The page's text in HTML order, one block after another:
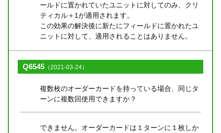
ールドに置かれていたユニットに対してのみ、クリ
ティカル＋1が適用されます。
この効果の解決後に新たにフィールドに置かれたユ
ニットに対して、適用されることはありません。
Q6545 （2021-03-24）
複数枚のオーダーカードを持っている場合、同じタ
ーンに複数回使用できますか？
できません。オーダーカードは１ターンに１枚しか